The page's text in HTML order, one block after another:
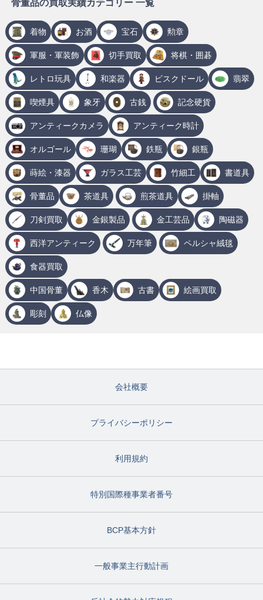
骨董品の買取実績カテゴリー 一覧
着物 お酒 宝石 勲章
軍服・軍装飾 切手買取 将棋・囲碁
レトロ玩具 和楽器 ビスクドール 翡翠
喫煙具 象牙 古銭 記念硬貨
アンティークカメラ アンティーク時計
オルゴール 珊瑚 鉄瓶 銀瓶
蒔絵・漆器 ガラス工芸 竹細工 書道具
骨董品 茶道具 煎茶道具 掛軸
刀剣買取 金銀製品 金工芸品 陶磁器
西洋アンティーク 万年筆 ペルシャ絨毯
食器買取
中国骨董 香木 古書 絵画買取
彫刻 仏像
会社概要
プライバシーポリシー
利用規約
特別国際種事業者番号
BCP基本方針
一般事業主行動計画